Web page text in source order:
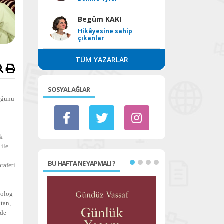
ile
Begüm KAKI
Hikâyesine sahip
çıkanlar
TÜM YAZARLAR
SOSYAL AĞLAR
BU HAFTA NE YAPMALI ?